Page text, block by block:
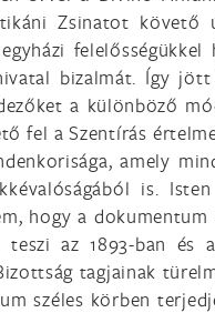
Zsinatot követő
felelősségükkel
bizalmát. Így
a különböző
fel a Szentírás
amely
is. Isten
hogy a dokumentum
az 1893-ban és
tagjainak
széles körben